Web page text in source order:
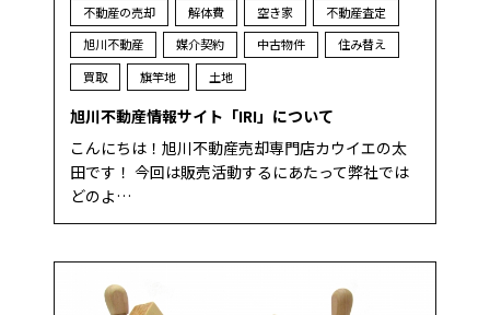
不動産の売却 解体費 空き家
不動産査定
旭川不動産
媒介契約 中古物件
住み替え
買取
旗竿地 土地
旭川不動産情報サイト「IRI」について
こんにちは！旭川不動産売却専門店カウイエの太
田です！ 今回は販売活動するにあたって弊社では
どのよ…